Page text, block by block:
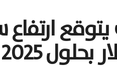
ارتفاع